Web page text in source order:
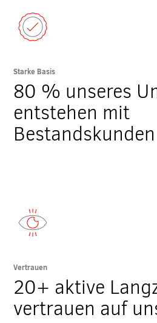
Starke Basis
80 % unseres
entstehen mit
Bestandskunden
Vertrauen
20+ aktive
vertrauen auf